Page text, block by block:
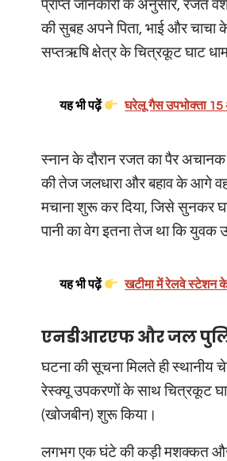
प्राप्त जानकारी के अनुसार, रजत वंशी
की सुबह अपने पिता, भाई और चाचा
सप्तऋषि क्षेत्र के चित्रकूट घाट
यह भी पढ़ें घरेलू गैस उपभोक्ता 15
स्नान के दौरान रजत का पैर
की तेज जलधारा और बहाव के आगे
मचाना शुरू कर दिया, जिसे सुनकर
पानी का वेग इतना तेज था कि
यह भी पढ़ें खटीमा में रेलवे स्टेशन के
एनडीआरएफ और जल
घटना की सूचना मिलते ही
रेस्क्यू उपकरणों के साथ चित्रकूट
(खोजबीन) शुरू किया।
लगभग एक घंटे की कड़ी मशक्कत और